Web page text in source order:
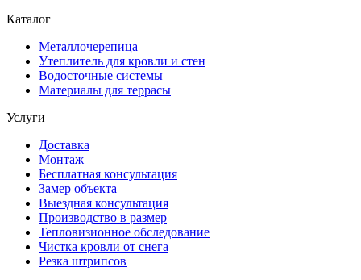
Каталог
Металлочерепица
Утеплитель для кровли и стен
Водосточные системы
Материалы для террасы
Услуги
Доставка
Монтаж
Бесплатная консультация
Замер объекта
Выездная консультация
Производство в размер
Тепловизионное обследование
Чистка кровли от снега
Резка штрипсов